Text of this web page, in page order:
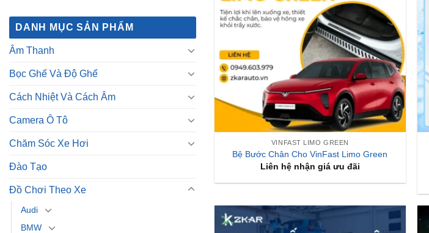
DANH MỤC SẢN PHẨM
Âm Thanh
Bọc Ghế Và Độ Ghế
Cách Nhiệt Và Cách Âm
Camera Ô Tô
Chăm Sóc Xe Hơi
Đào Tạo
Đồ Chơi Theo Xe
Audi
BMW
VINFAST LIMO GREEN
Bệ Bước Chân Cho VinFast Limo Green
Liên hệ nhận giá ưu đãi